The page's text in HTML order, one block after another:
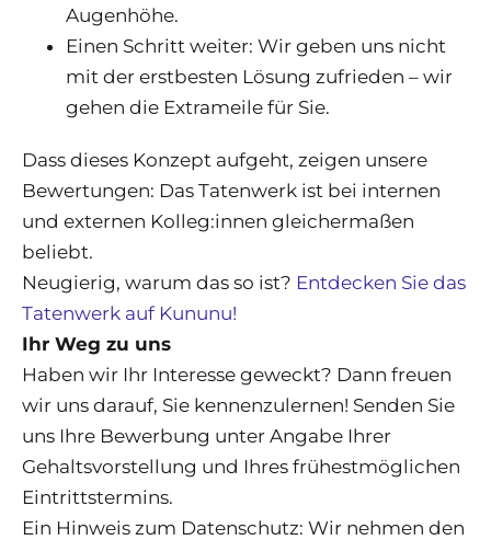
Augenhöhe.
Einen Schritt weiter: Wir geben uns nicht
mit der erstbesten Lösung zufrieden – wir
gehen die Extrameile für Sie.
Dass dieses Konzept aufgeht, zeigen unsere
Bewertungen: Das Tatenwerk ist bei internen
und externen Kolleg:innen gleichermaßen
beliebt.
Neugierig, warum das so ist? Entdecken Sie das
Tatenwerk auf Kununu!
Ihr Weg zu uns
Haben wir Ihr Interesse geweckt? Dann freuen
wir uns darauf, Sie kennenzulernen! Senden Sie
uns Ihre Bewerbung unter Angabe Ihrer
Gehaltsvorstellung und Ihres frühestmöglichen
Eintrittstermins.
Ein Hinweis zum Datenschutz: Wir nehmen den